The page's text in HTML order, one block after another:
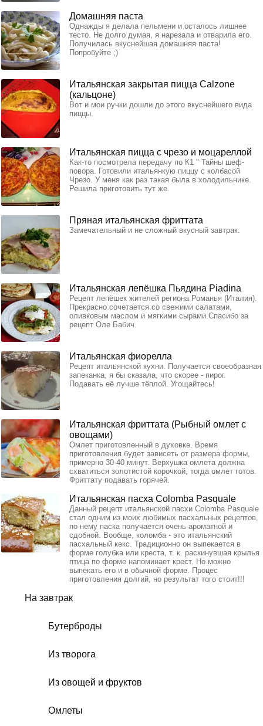
На завтрак
Бутерброды
Из творога
Из овощей и фруктов
Омлеты
Домашняя паста
Однажды я делала пельмени и осталось лишнее
тесто. Не долго думая, я нарезала и отварила его.
Получилась вкуснейшая домашняя паста!
Попробуйте ;)
Итальянская закрытая пицца Сalzone
(кальцоне)
Вот и мои ручки дошли до этого вкуснейшего вида
пиццы.
Итальянская пицца с чрезо и моцареллой
Как-то посмотрела передачу по К1 " Тайны шеф-
повора. Готовили итальянкую пиццу с колбасой
Чрезо. У меня как раз такая была в холодильнике.
Решила приготовить тут же.
Пряная итальянская фриттата
Замечательный и не сложный вкусный завтрак.
Итальянская лепёшка Пьядина Piadina
Рецепт лепёшек жителей региона Романья (Италия).
Прекрасно сочетается со свежими салатами,
оливковым маслом и мягкими сырами.Спасибо за
рецепт Оле Бабич.
Итальянская фиорелла
Рецепт итальянской кухни. Получается своеобразная
запеканка, я бы сказала, что скорее - пирог.
Подавать её лучше тёплой. Угощайтесь!
Итальянская фриттата (Рыбный омлет с
овощами)
Омлет приготовленный в духовке. Время
приготовления будет зависеть от размера формы,
примерно 30-40 минут. Верхушка омлета должна
схватиться золотистой корочкой, тогда омлет готов.
Фриттату подавать горячей.
Итальянская пасха Colomba Pasquale
Данный рецепт итальянской пасхи Colomba Pasquale
стал одним из моих любимых пасхальных рецептов,
по нему паска получается очень ароматной и
сдобной. Вообще, коломба - это итальянский
пасхальный кекс. Традиционно он выпекается в
форме голубка или креста, т. к. раскинувшая крылья
птица по форме напоминает крест. Но можно
выпекать его и в обычной форме. Процес
приготовления долгий, но результат того стоит!!!